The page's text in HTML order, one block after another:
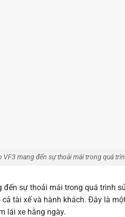
VF3 mang đến sự thoải mái trong quá
đến sự thoải mái trong quá trình
tài xế và hành khách. Đây là
lái xe hằng ngày.